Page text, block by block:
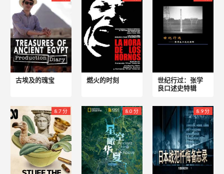
古埃及的瑰宝 燃火的时刻
世纪行过：张学
良口述史特辑
8.7 分 8.0 分 8.9 分